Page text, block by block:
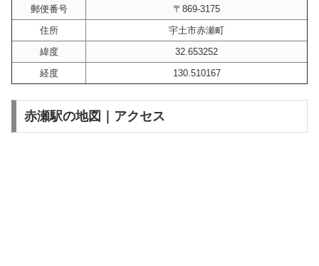
郵便番号
〒869-3175
住所
宇土市赤瀬町
緯度
32.653252
経度
130.510167
赤瀬駅の地図｜アクセス